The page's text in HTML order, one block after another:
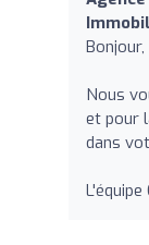
Bonjour,
Nous
et pour
dans
L'équipe